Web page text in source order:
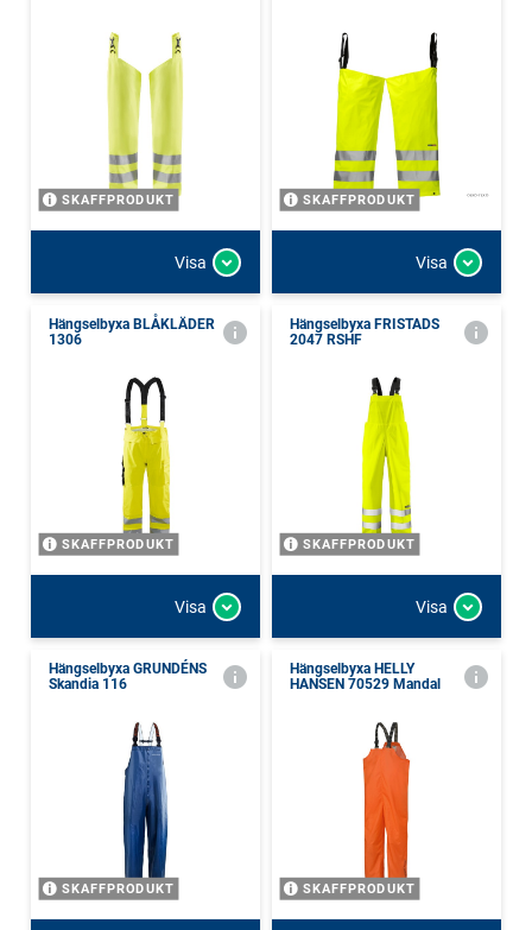
SKAFFPRODUKT
Visa
SKAFFPRODUKT
Visa
Hängselbyxa BLÅKLÄDER
1306
SKAFFPRODUKT
Visa
Hängselbyxa FRISTADS
2047 RSHF
SKAFFPRODUKT
Visa
Hängselbyxa GRUNDÉNS
Skandia 116
SKAFFPRODUKT
Hängselbyxa HELLY
HANSEN 70529 Mandal
SKAFFPRODUKT